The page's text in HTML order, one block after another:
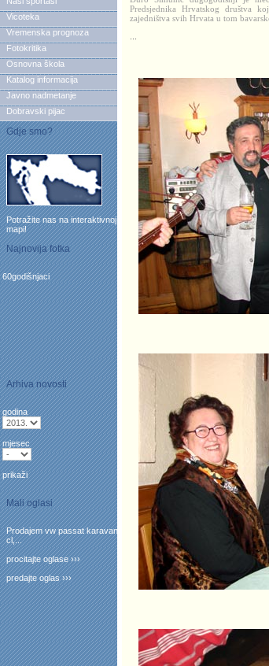
Vicoteka
Vremenska prognoza
Fotokritika
Osnovna škola
Katalog informacija
Javno nadmetanje
Dobravski pijac
Gdje smo?
Potražite nas na interaktivnoj
mapi!
Najnovija fotka
60godišnjaci
Arhiva novosti
godina
mjesec
prikaži
Mali oglasi
Prodajem vw passat karavan
cl,...
procitajte oglase ›››
predajte oglas ›››
Predsjednika Hrvatskog društva
zajedništva svih Hrvata u tom